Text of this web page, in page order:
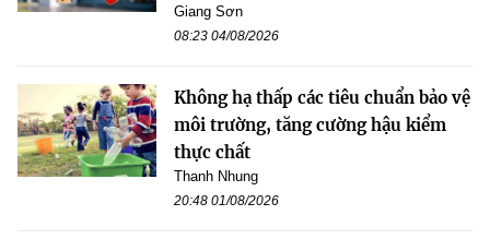
Giang Sơn
08:23 04/08/2026
Không hạ thấp các tiêu chuẩn bảo vệ
môi trường, tăng cường hậu kiểm
thực chất
Thanh Nhung
20:48 01/08/2026